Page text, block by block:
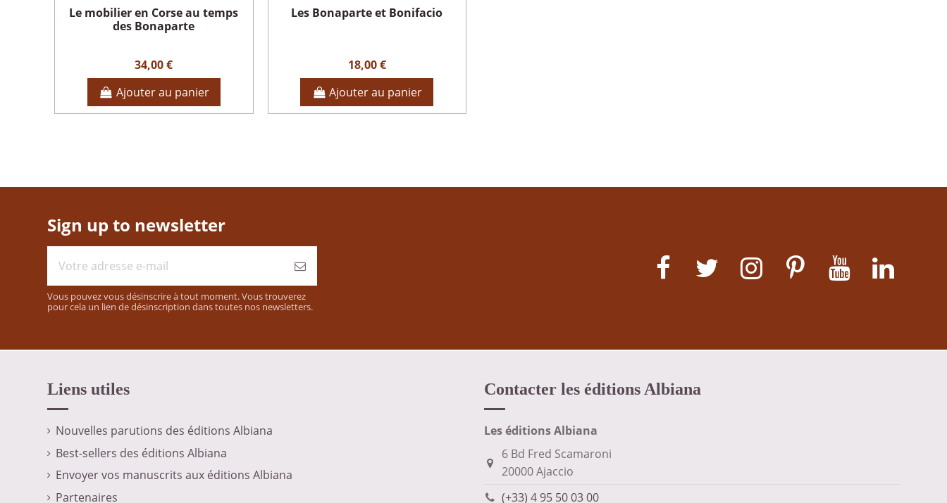
Le mobilier en Corse au temps
des Bonaparte
34,00 €
Ajouter au panier
Les Bonaparte et Bonifacio
18,00 €
Ajouter au panier
Sign up to newsletter
Vous pouvez vous désinscrire à tout moment. Vous trouverez
pour cela un lien de désinscription dans toutes nos newsletters.
Liens utiles
Nouvelles parutions des éditions Albiana
Best-sellers des éditions Albiana
Envoyer vos manuscrits aux éditions Albiana
Partenaires
Contacter les éditions Albiana
Les éditions Albiana
6 Bd Fred Scamaroni
20000 Ajaccio
(+33) 4 95 50 03 00